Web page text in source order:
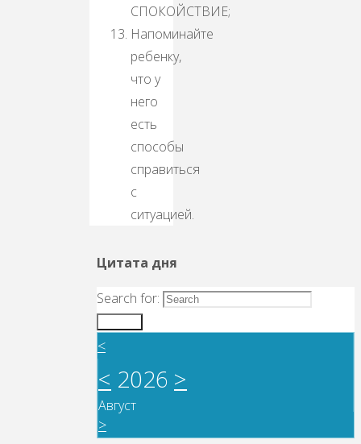
СПОКОЙСТВИЕ;
Напоминайте
ребенку,
что у
него
есть
способы
справиться
с
ситуацией.
Цитата дня
Search for:
<
< 2026 >
Август
>